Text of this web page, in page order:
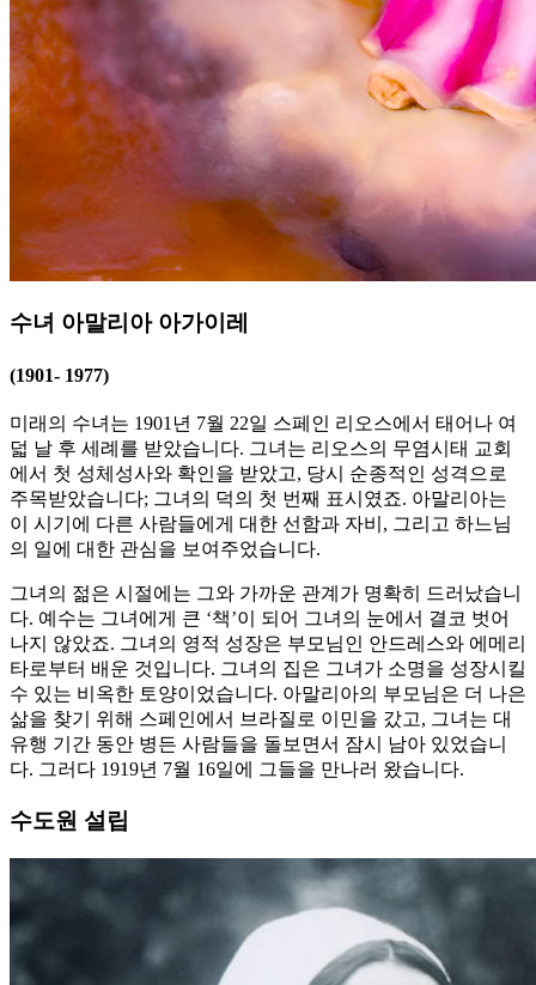
수녀 아말리아 아가이레
(1901- 1977)
미래의 수녀는 1901년 7월 22일 스페인 리오스에서 태어나 여
덟 날 후 세례를 받았습니다. 그녀는 리오스의 무염시태 교회
에서 첫 성체성사와 확인을 받았고, 당시 순종적인 성격으로
주목받았습니다; 그녀의 덕의 첫 번째 표시였죠. 아말리아는
이 시기에 다른 사람들에게 대한 선함과 자비, 그리고 하느님
의 일에 대한 관심을 보여주었습니다.
그녀의 젊은 시절에는 그와 가까운 관계가 명확히 드러났습니
다. 예수는 그녀에게 큰 ‘책’이 되어 그녀의 눈에서 결코 벗어
나지 않았죠. 그녀의 영적 성장은 부모님인 안드레스와 에메리
타로부터 배운 것입니다. 그녀의 집은 그녀가 소명을 성장시킬
수 있는 비옥한 토양이었습니다. 아말리아의 부모님은 더 나은
삶을 찾기 위해 스페인에서 브라질로 이민을 갔고, 그녀는 대
유행 기간 동안 병든 사람들을 돌보면서 잠시 남아 있었습니
다. 그러다 1919년 7월 16일에 그들을 만나러 왔습니다.
수도원 설립